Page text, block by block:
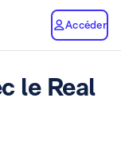
Accéder
le Real